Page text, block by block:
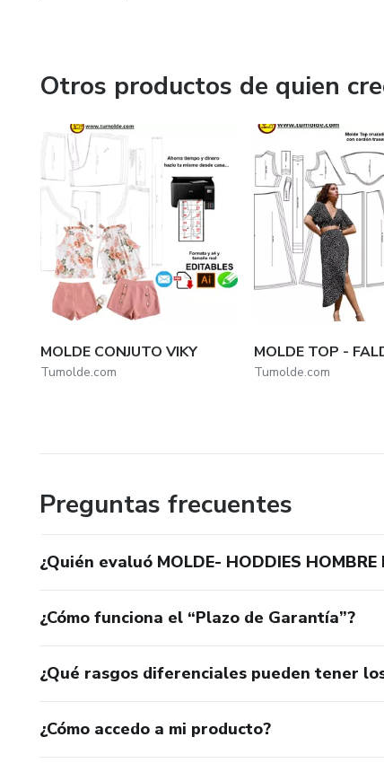
Otros productos de quien
MOLDE CONJUTO VIKY
Tumolde.com
MOLDE TOP -
Tumolde.com
Preguntas frecuentes
¿Quién evaluó MOLDE- HODDIES
¿Cómo funciona el “Plazo de Garantía”?
¿Qué rasgos diferenciales pueden tener
¿Cómo accedo a mi producto?